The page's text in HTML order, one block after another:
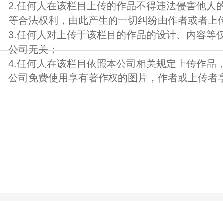
2.任何人在该栏目上传的作品不得违法侵害他人
等合法权利，由此产生的一切纠纷由作者或者上
3.任何人对上传于该栏目的作品的设计、内容等
公司无关；
4.任何人在该栏目依照本公司相关规定上传作品
公司免费使用享有著作权的图片，作者或上传者